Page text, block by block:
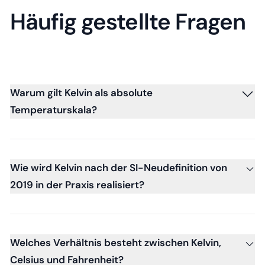
Häufig gestellte Fragen
Warum gilt Kelvin als absolute
Temperaturskala?
Wie wird Kelvin nach der SI-Neudefinition von
2019 in der Praxis realisiert?
Welches Verhältnis besteht zwischen Kelvin,
Celsius und Fahrenheit?